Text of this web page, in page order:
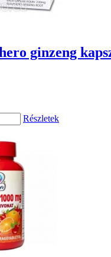
ginzeng
Részletek